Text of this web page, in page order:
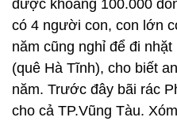
được khoảng 100.000
có 4 người con, con lớn
năm cũng nghỉ để đi
(quê Hà Tĩnh), cho biết
năm. Trước đây bãi rác
cho cả TP.Vũng Tàu.